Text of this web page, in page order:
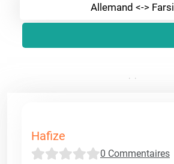
Allemand <-> Farsi
Hafize
0 Commentaires